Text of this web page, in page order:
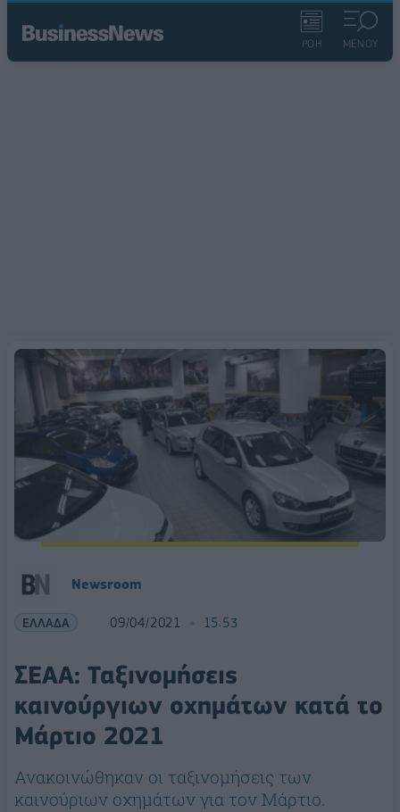
ΡΟΗ ΜΕΝΟΥ
Newsroom
ΕΛΛΑΔΑ 09/04/2021 15:53
ΣΕΑΑ: Ταξινομήσεις
καινούργιων οχημάτων κατά το
Μάρτιο 2021
Ανακοινώθηκαν οι ταξινομήσεις των
καινούριων οχημάτων για τον Μάρτιο.